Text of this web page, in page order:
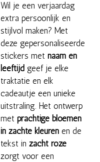
Wil je een verjaardag
extra persoonlijk en
stijlvol maken? Met
deze gepersonaliseerde
stickers met naam en
leeftijd geef je elke
traktatie en elk
cadeautje een unieke
uitstraling. Het ontwerp
met prachtige bloemen
in zachte kleuren en de
tekst in zacht roze
zorgt voor een